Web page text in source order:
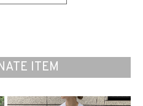
ITEM